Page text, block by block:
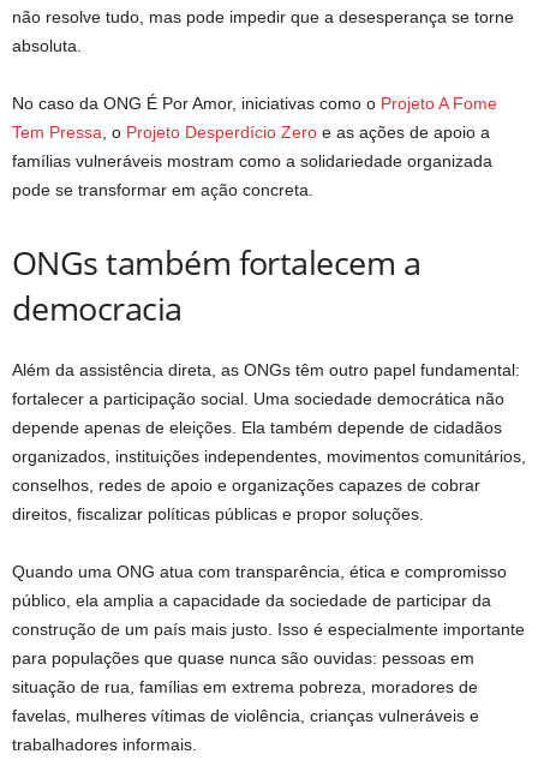
não resolve tudo, mas pode impedir que a desesperança se torne
absoluta.
No caso da ONG É Por Amor, iniciativas como o Projeto A Fome
Tem Pressa, o Projeto Desperdício Zero e as ações de apoio a
famílias vulneráveis mostram como a solidariedade organizada
pode se transformar em ação concreta.
ONGs também fortalecem a
democracia
Além da assistência direta, as ONGs têm outro papel fundamental:
fortalecer a participação social. Uma sociedade democrática não
depende apenas de eleições. Ela também depende de cidadãos
organizados, instituições independentes, movimentos comunitários,
conselhos, redes de apoio e organizações capazes de cobrar
direitos, fiscalizar políticas públicas e propor soluções.
Quando uma ONG atua com transparência, ética e compromisso
público, ela amplia a capacidade da sociedade de participar da
construção de um país mais justo. Isso é especialmente importante
para populações que quase nunca são ouvidas: pessoas em
situação de rua, famílias em extrema pobreza, moradores de
favelas, mulheres vítimas de violência, crianças vulneráveis e
trabalhadores informais.